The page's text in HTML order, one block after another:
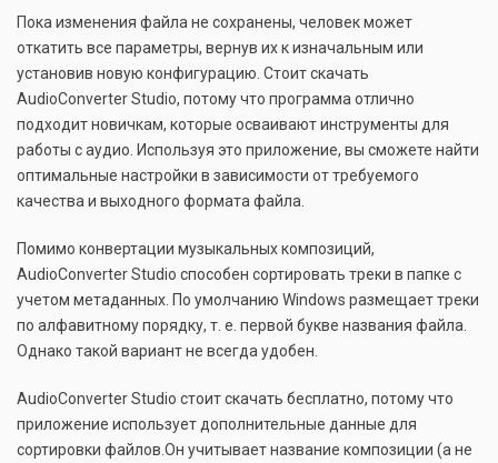
Пока изменения файла не сохранены, человек может
откатить все параметры, вернув их к изначальным или
установив новую конфигурацию. Стоит скачать
AudioConverter Studio, потому что программа отлично
подходит новичкам, которые осваивают инструменты для
работы с аудио. Используя это приложение, вы сможете найти
оптимальные настройки в зависимости от требуемого
качества и выходного формата файла.
Помимо конвертации музыкальных композиций,
AudioConverter Studio способен сортировать треки в папке с
учетом метаданных. По умолчанию Windows размещает треки
по алфавитному порядку, т. е. первой букве названия файла.
Однако такой вариант не всегда удобен.
AudioConverter Studio стоит скачать бесплатно, потому что
приложение использует дополнительные данные для
сортировки файлов.Он учитывает название композиции (а не